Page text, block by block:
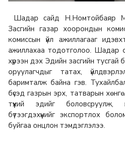
Шадар сайд Н.Номтойбаяр
Засгийн газар хоорондын
комиссын үйл ажиллагааг
ажиллахаа тодотголоо. Шадар
хүрээн дэх Эдийн засгийн тусгай
оруулагчдыг татах,
баримталж байна гэв.
бүсэд газрын эрх, татварын
түүхий эдийг боловсруулж,
бүтээгдэхүүнийг экспортлох
буйгаа онцлон тэмдэглэлээ.